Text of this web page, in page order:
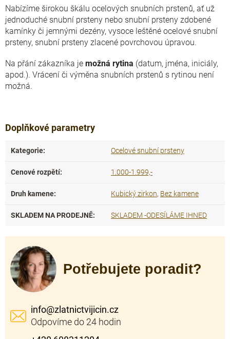
Nabízíme širokou škálu ocelových snubních prstenů, ať už
jednoduché snubní prsteny nebo snubní prsteny zdobené
kamínky či jemnými dezény, vysoce leštěné ocelové snubní
prsteny, snubní prsteny zlacené povrchovou úpravou.
Na přání zákazníka je možná rytina (datum, jména, iniciály,
apod.). Vrácení či výměna snubních prstenů s rytinou není
možná.
Doplňkové parametry
Kategorie: Ocelové snubní prsteny
Cenové rozpětí: 1.000-1.999,-
Druh kamene: Kubický zirkon, Bez kamene
SKLADEM NA PRODEJNĚ: SKLADEM -ODESÍLÁME IHNED
Potřebujete poradit?
info@zlatnictvijicin.cz